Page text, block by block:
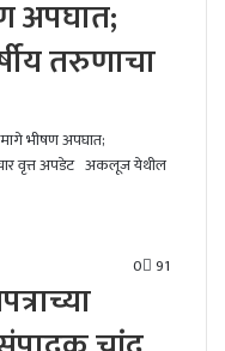
अपघात;
तरुणाचा
भीषण अपघात;
वृत्त अपडेट अकलूज येथील
0 91